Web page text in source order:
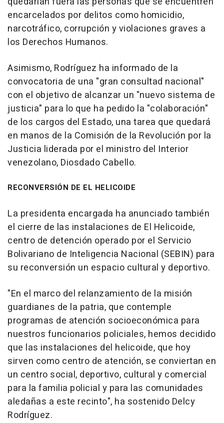
encarcelados por delitos como homicidio,
narcotráfico, corrupción y violaciones graves a
los Derechos Humanos.
Asimismo, Rodríguez ha informado de la
convocatoria de una "gran consultad nacional"
con el objetivo de alcanzar un "nuevo sistema de
justicia" para lo que ha pedido la "colaboración"
de los cargos del Estado, una tarea que quedará
en manos de la Comisión de la Revolución por la
Justicia liderada por el ministro del Interior
venezolano, Diosdado Cabello.
RECONVERSIÓN DE EL HELICOIDE
La presidenta encargada ha anunciado también
el cierre de las instalaciones de El Helicoide,
centro de detención operado por el Servicio
Bolivariano de Inteligencia Nacional (SEBIN) para
su reconversión un espacio cultural y deportivo.
"En el marco del relanzamiento de la misión
guardianes de la patria, que contemple
programas de atención socioeconómica para
nuestros funcionarios policiales, hemos decidido
que las instalaciones del helicoide, que hoy
sirven como centro de atención, se conviertan en
un centro social, deportivo, cultural y comercial
para la familia policial y para las comunidades
aledañas a este recinto", ha sostenido Delcy
Rodríguez.